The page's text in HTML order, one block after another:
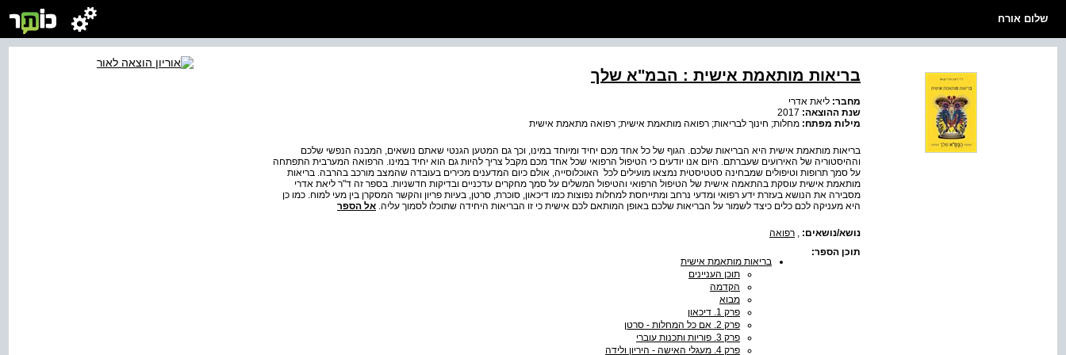
שלום אורח
בריאות מותאמת אישית : הבמ"א שלך
מחבר: ליאת אדרי
שנת ההוצאה:
מילות מפתח: מחלות; חינוך לבריאות; רפואה מותאמת אישית; רפואה מתאמת אישית
בריאות מותאמת אישית היא הבריאות שלכם. הגוף של כל אחד מכם יחיד ומיוחד במינו, וכך גם המטען הגנטי שאתם נושאים, המבנה הנפשי שלכם
וההיסטוריה של האירועים שעברתם. היום אנו יודעים כי הטיפול הרפואי שכל אחד מכם מקבל צריך להיות גם הוא יחיד במינו. הרפואה המערבית התפתחה
על סמך תרופות וטיפולים שמבחינה סטטיסטית נמצאו מועילים לכל האוכלוסייה, אולם כיום המדענים מכירים בעובדה שהמצב מורכב בהרבה. בריאות
מותאמת אישית עוסקת בהתאמה אישית של הטיפול הרפואי והטיפול המשלים על סמך מחקרים עדכניים ובדיקות חדשניות. בספר זה ד"ר ליאת אדרי
מסבירה את הנושא בעזרת ידע רפואי ומדעי נרחב ומתייחסת למחלות נפוצות כמו דיכאון, סוכרת, סרטן, בעיות פריון והקשר המסקרן בין מעי למוח. כמו כן
היא מעניקה לכם כלים כיצד לשמור על הבריאות שלכם באופן המותאם לכם אישית כי זו הבריאות היחידה שתוכלו לסמוך עליה. אל הספר
נושא/נושאים:
רפואה
תוכן הספר:
בריאות מותאמת אישית
תוכן העניינים
הקדמה
מבוא
פרק 1. דיכאון
פרק 2. אם כל המחלות - סרטן
פרק 3. פוריות ותכנות עוברי
פרק 4. מעגלי האישה - היריון ולידה